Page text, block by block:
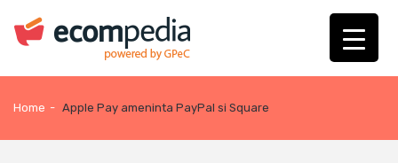
Home - Apple Pay ameninta PayPal si Square